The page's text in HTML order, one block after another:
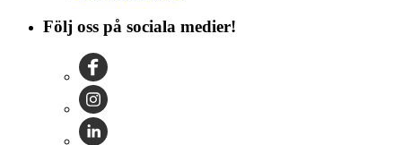
Följ oss på sociala medier!